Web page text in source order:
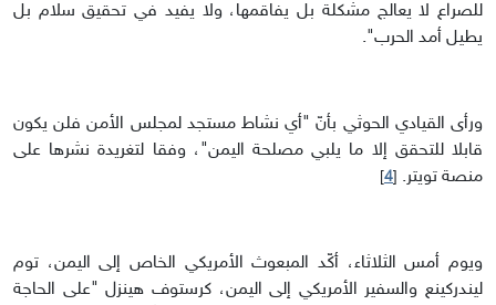
للصراع لا يعالج مشكلة بل يفاقمها، ولا يفيد في تحقيق سلام بل
يطيل أمد الحرب".
ورأى القيادي الحوثي بأنّ "أي نشاط مستجد لمجلس الأمن فلن يكون
قابلا للتحقق إلا ما يلبي مصلحة اليمن"، وفقا لتغريدة نشرها على
منصة تويتر. [
4
]
ويوم أمس الثلاثاء، أكّد المبعوث الأمريكي الخاص إلى اليمن، توم
ليندركينع والسفير الأمريكي إلى اليمن، كرستوف هينزل "على الحاجة